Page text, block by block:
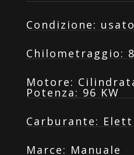
Condizione: usato
Chilometraggio:
Motore:
Potenza: 96 KW
Carburante:
Marce: Manuale